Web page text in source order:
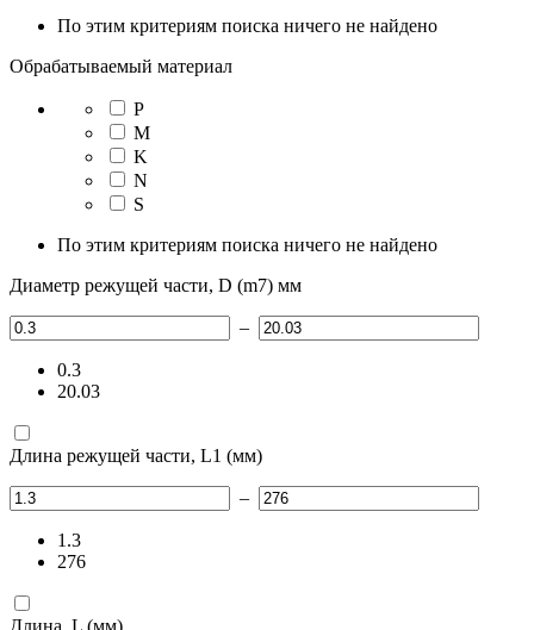
По этим критериям поиска ничего не найдено
Обрабатываемый материал
P
M
K
N
S
По этим критериям поиска ничего не найдено
Диаметр режущей части, D (m7) мм
–
0.3
20.03
Длина режущей части, L1 (мм)
–
1.3
276
Длина, L (мм)